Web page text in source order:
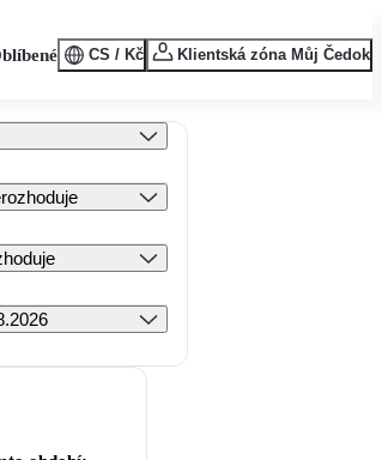
CS / Kč Klientská zóna Můj Čedok